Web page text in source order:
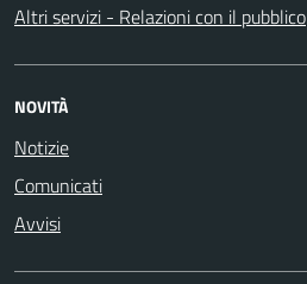
Altri servizi - Relazioni con il pubblico
NOVITÀ
Notizie
Comunicati
Avvisi